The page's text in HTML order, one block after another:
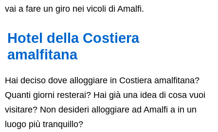
vai a fare un giro nei vicoli di Amalfi.
Hotel della Costiera
amalfitana
Hai deciso dove alloggiare in Costiera amalfitana?
Quanti giorni resterai? Hai già una idea di cosa vuoi
visitare? Non desideri alloggiare ad Amalfi a in un
luogo più tranquillo?